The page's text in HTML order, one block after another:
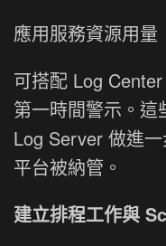
應用服務資源用量
可搭配 Log
第一時間警示。
Log Server 做進
平台被納管。
建立排程工作與